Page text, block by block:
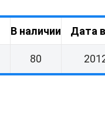
В наличии Дата
80